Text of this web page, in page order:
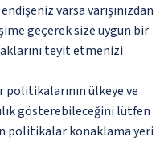
varsa varışınızdan
geçerek size uygun bir
teyit etmenizi
ülkeye ve
gösterebileceğini lütfen
politikalar konaklama yeri